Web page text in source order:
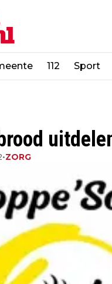
112 Sport
•ZORG